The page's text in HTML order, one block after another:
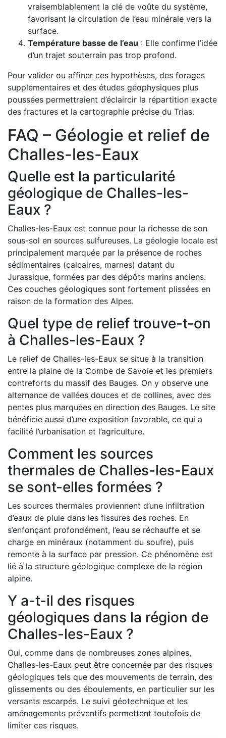
vraisemblablement la clé de voûte du système,
favorisant la circulation de l’eau minérale vers la
surface.
Température basse de l’eau : Elle confirme l’idée
d’un trajet souterrain pas trop profond.
Pour valider ou affiner ces hypothèses, des forages
supplémentaires et des études géophysiques plus
poussées permettraient d’éclaircir la répartition exacte
des fractures et la cartographie précise du Trias.
FAQ – Géologie et relief de
Challes-les-Eaux
Quelle est la particularité
géologique de Challes-les-
Eaux ?
Challes-les-Eaux est connue pour la richesse de son
sous-sol en sources sulfureuses. La géologie locale est
principalement marquée par la présence de roches
sédimentaires (calcaires, marnes) datant du
Jurassique, formées par des dépôts marins anciens.
Ces couches géologiques sont fortement plissées en
raison de la formation des Alpes.
Quel type de relief trouve-t-on
à Challes-les-Eaux ?
Le relief de Challes-les-Eaux se situe à la transition
entre la plaine de la Combe de Savoie et les premiers
contreforts du massif des Bauges. On y observe une
alternance de vallées douces et de collines, avec des
pentes plus marquées en direction des Bauges. Le site
bénéficie aussi d’une exposition favorable, ce qui a
facilité l’urbanisation et l’agriculture.
Comment les sources
thermales de Challes-les-Eaux
se sont-elles formées ?
Les sources thermales proviennent d’une infiltration
d’eaux de pluie dans les fissures des roches. En
s’enfonçant profondément, l’eau se réchauffe et se
charge en minéraux (notamment du soufre), puis
remonte à la surface par pression. Ce phénomène est
lié à la structure géologique complexe de la région
alpine.
Y a-t-il des risques
géologiques dans la région de
Challes-les-Eaux ?
Oui, comme dans de nombreuses zones alpines,
Challes-les-Eaux peut être concernée par des risques
géologiques tels que des mouvements de terrain, des
glissements ou des éboulements, en particulier sur les
versants escarpés. Le suivi géotechnique et les
aménagements préventifs permettent toutefois de
limiter ces risques.